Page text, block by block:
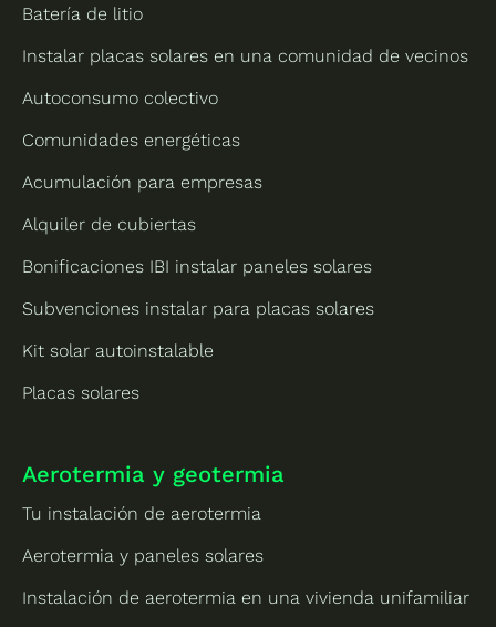
Batería de litio
Instalar placas solares en una comunidad de vecinos
Autoconsumo colectivo
Comunidades energéticas
Acumulación para empresas
Alquiler de cubiertas
Bonificaciones IBI instalar paneles solares
Subvenciones instalar para placas solares
Kit solar autoinstalable
Placas solares
Aerotermia y geotermia
Tu instalación de aerotermia
Aerotermia y paneles solares
Instalación de aerotermia en una vivienda unifamiliar